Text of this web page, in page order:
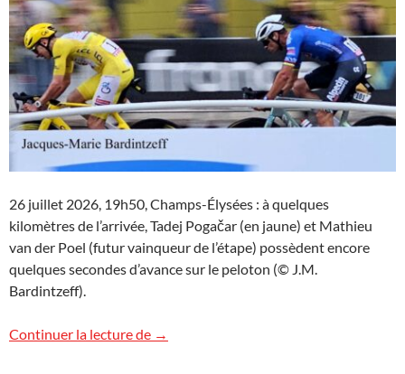
26 juillet 2026, 19h50, Champs-Élysées : à quelques
kilomètres de l’arrivée, Tadej Pogačar (en jaune) et Mathieu
van der Poel (futur vainqueur de l’étape) possèdent encore
quelques secondes d’avance sur le peloton (© J.M.
Bardintzeff).
Continuer la lecture de Le Tour de France aux Champs-Élysées
→